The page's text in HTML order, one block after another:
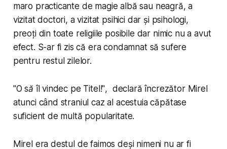
maro practicante de magie albă sau neagră, a
vizitat doctori, a vizitat psihici dar și psihologi,
preoți din toate religiile posibile dar nimic nu a avut
efect. S-ar fi zis că era condamnat să sufere
pentru restul zilelor.
"O să îl vindec pe Titel!", declară încrezător Mirel
atunci când straniul caz al acestuia căpătase
suficient de multă popularitate.
Mirel era destul de faimos deși nimeni nu ar fi